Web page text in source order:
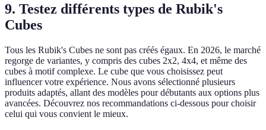
9. Testez différents types de Rubik's
Cubes
Tous les Rubik's Cubes ne sont pas créés égaux. En 2026, le marché
regorge de variantes, y compris des cubes 2x2, 4x4, et même des
cubes à motif complexe. Le cube que vous choisissez peut
influencer votre expérience. Nous avons sélectionné plusieurs
produits adaptés, allant des modèles pour débutants aux options plus
avancées. Découvrez nos recommandations ci-dessous pour choisir
celui qui vous convient le mieux.